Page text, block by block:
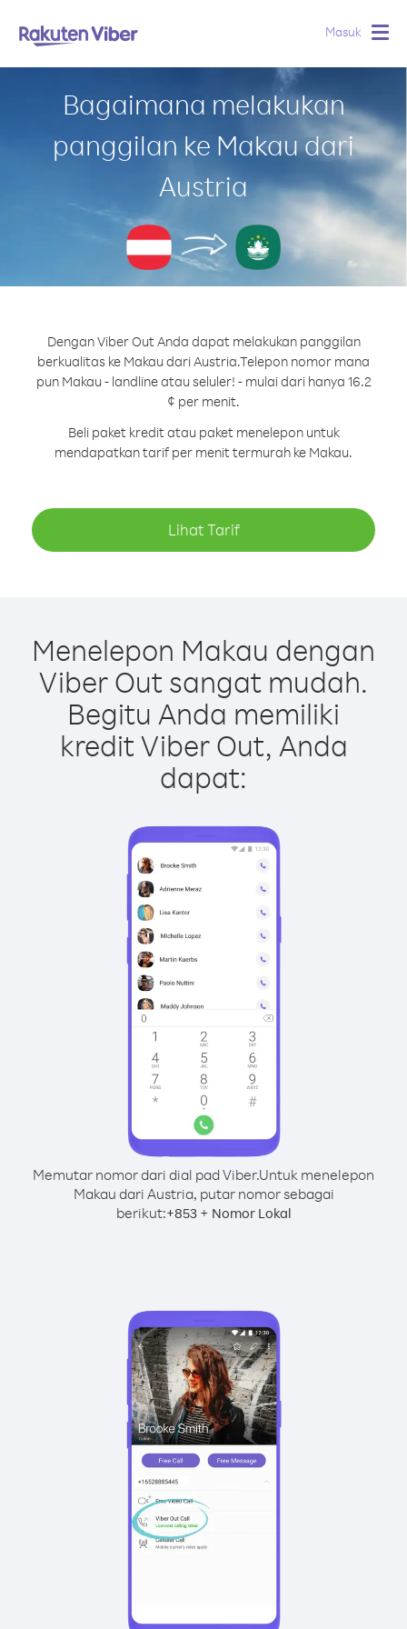
Masuk
Bagaimana melakukan
panggilan ke Makau dari
Austria
Dengan Viber Out Anda dapat melakukan panggilan
berkualitas ke Makau dari Austria.Telepon nomor mana
pun Makau - landline atau seluler! - mulai dari hanya 16.2
¢ per menit.
Beli paket kredit atau paket menelepon untuk
mendapatkan tarif per menit termurah ke Makau.
Lihat Tarif
Menelepon Makau dengan
Viber Out sangat mudah.
Begitu Anda memiliki
kredit Viber Out, Anda
dapat:
Memutar nomor dari dial pad Viber.Untuk menelepon
Makau dari Austria, putar nomor sebagai
berikut:+853+ Nomor Lokal